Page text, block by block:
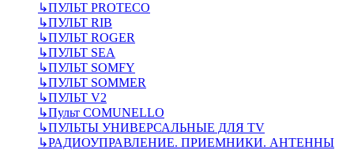
↳ПУЛЬТ PROTECO
↳ПУЛЬТ RIB
↳ПУЛЬТ ROGER
↳ПУЛЬТ SEA
↳ПУЛЬТ SOMFY
↳ПУЛЬТ SOMMER
↳ПУЛЬТ V2
↳Пульт СOMUNELLO
↳ПУЛЬТЫ УНИВЕРСАЛЬНЫЕ ДЛЯ TV
↳РАДИОУПРАВЛЕНИЕ. ПРИЕМНИКИ. АНТЕННЫ